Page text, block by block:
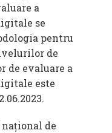
a
se
pentru
de
de evaluare a
este
de